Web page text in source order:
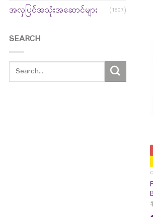
အလှပြင်အသုံးအဆောင်များ (1807)
SEARCH